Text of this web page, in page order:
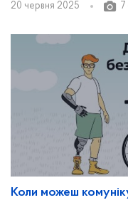
20 червня 2025
Коли можеш